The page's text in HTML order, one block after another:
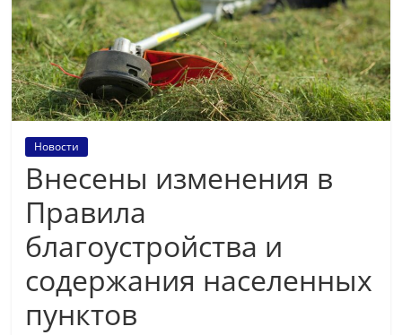
Новости
Внесены изменения в
Правила
благоустройства и
содержания населенных
пунктов